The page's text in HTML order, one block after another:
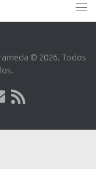
© 2026. Todos